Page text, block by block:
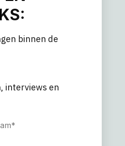
binnen de
interviews en
*